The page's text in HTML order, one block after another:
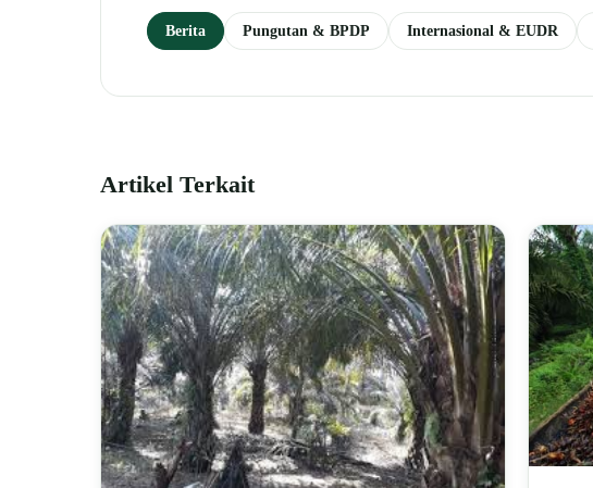
Berita Pungutan & BPDP Internasional & EUDR
Artikel Terkait